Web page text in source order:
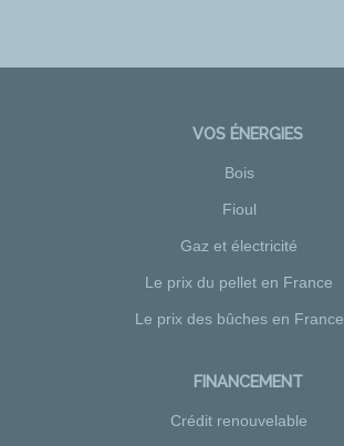
VOS ÉNERGIES
Bois
Fioul
Gaz et électricité
Le prix du pellet en France
Le prix des bûches en France
FINANCEMENT
Crédit renouvelable